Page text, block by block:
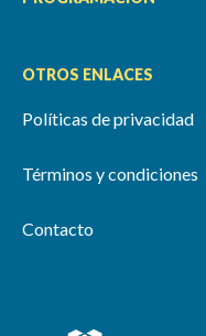
OTROS ENLACES
Políticas de privacidad
Términos y condiciones
Contacto